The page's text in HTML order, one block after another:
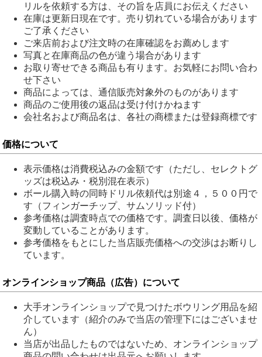
リルを依頼する方は、その旨を店員にお伝えください
在庫は更新日現在です。売り切れている場合があります
ご了承ください
ご来店前および注文時の在庫確認をお薦めします
写真と在庫商品の色が違う場合があります
お取り寄せできる商品も有ります。お気軽にお問い合わ
せ下さい
商品によっては、通信販売対象外のものがあります
商品のご使用後の返品は受け付けかねます
会社名および商品名は、各社の商標または登録商標です
価格について
表示価格は消費税込みの金額です（ただし、セレクトグ
ッズは税込み・税別混在表示）
ボール購入時の同時ドリル依頼代は別途４，５００円で
す（フィンガーチップ、サムソリッド付）
参考価格は調査時点での価格です。調査日以後、価格が
変動していることがあります。
参考価格をもとにした当店販売価格への交渉はお断りし
ています。
オンラインショップ商品（広告）について
大手オンラインショップで見つけたボウリング用品を紹
介しています（紹介のみで当店の管理下にはございませ
ん）
当店が出品したものではないため、オンラインショップ